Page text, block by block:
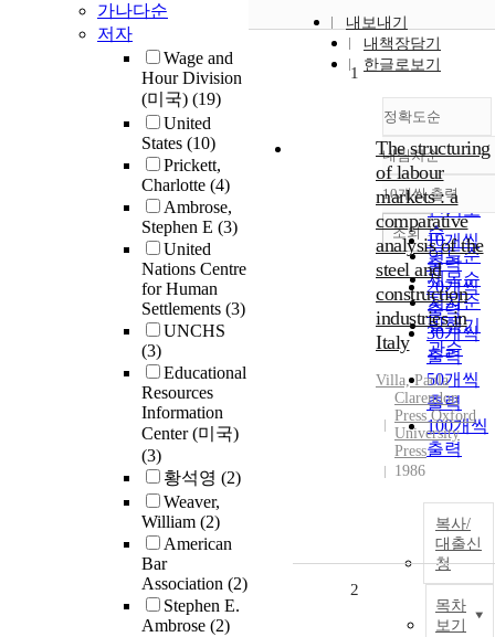
가나다순
저자
Wage and
Hour Division
(미국) (19)
United
States (10)
Prickett,
Charlotte (4)
Ambrose,
Stephen E (3)
United
Nations Centre
for Human
Settlements (3)
UNCHS
(3)
Educational
Resources
Information
Center (미국)
(3)
황석영 (2)
Weaver,
William (2)
American
Bar
Association (2)
Stephen E.
Ambrose (2)
내보내기
내책장담기
한글로보기
정확도순
정확도
순
인기도
순
연도순
제목순
저자순
발행기
관순
내림차순
내림차
10개씩 출력
10개씩
출력
20개씩
출력
30개씩
출력
50개씩
출력
100개씩
출력
조회
1
The structuring
of labour
markets : a
comparative
analysis of the
steel and
construction
industries in
Italy
Villa, Paola
Clarendon
Press Oxford
University
Press
1986
복사/
대출신
청
목차
보기
2